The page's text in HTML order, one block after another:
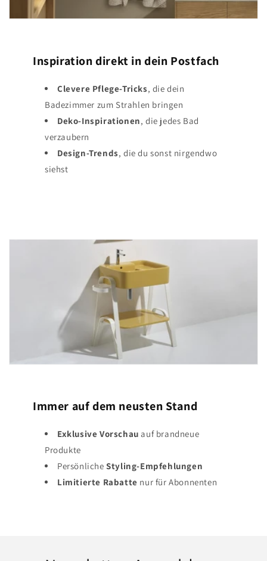
Inspiration direkt in dein Postfach
Clevere Pflege-Tricks, die dein
Badezimmer zum Strahlen bringen
Deko-Inspirationen, die jedes Bad
verzaubern
Design-Trends, die du sonst nirgendwo
siehst
Immer auf dem neusten Stand
Exklusive Vorschau auf brandneue
Produkte
PersönlicheStyling-Empfehlungen
Limitierte Rabatte nur für Abonnenten